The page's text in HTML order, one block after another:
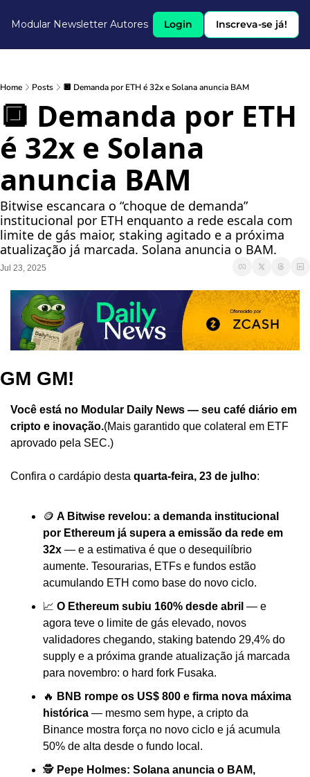
Modular Newsletter Autores Login Inscreva-se já!
Home Posts 🔲 Demanda por ETH é 32x e Solana anuncia BAM
🔲 Demanda por ETH
é 32x e Solana
anuncia BAM
Bitwise escancara o “choque de demanda”
institucional por ETH enquanto a rede escala com
limite de gás maior, staking agitado e a próxima
atualização já marcada. Solana anuncia o BAM.
Jul 23, 2025
GM GM!
Você está no Modular Daily News — seu café diário em
cripto e inovação.(Mais garantido que colateral em ETF
aprovado pela SEC.)
Confira o cardápio desta quarta-feira, 23 de julho:
🪙 A Bitwise revelou: a demanda institucional
por Ethereum já supera a emissão da rede em
32x — e a estimativa é que o desequilíbrio
aumente. Tesourarias, ETFs e fundos estão
acumulando ETH como base do novo ciclo.
📈 O Ethereum subiu 160% desde abril — e
agora teve o limite de gás elevado, novos
validadores chegando, staking batendo 29,4% do
supply e a próxima grande atualização já marcada
para novembro: o hard fork Fusaka.
🔥 BNB rompe os US$ 800 e firma nova máxima
histórica — mesmo sem hype, a cripto da
Binance mostra força no novo ciclo e já acumula
50% de alta desde o fundo local.
🕵️ Pepe Holmes: Solana anuncia o BAM,